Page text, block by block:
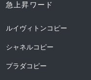
急上昇ワード
ルイヴィトンコピー
シャネルコピー
プラダコピー